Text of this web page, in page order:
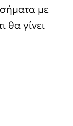
με
θα γίνει